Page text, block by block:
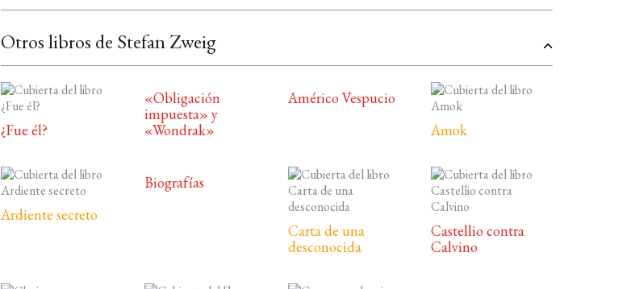
Otros libros de Stefan Zweig
¿Fue él?
«Obligación
impuesta» y
«Wondrak»
Américo Vespucio
Amok
Ardiente secreto
Biografías
Carta de una
desconocida
Castellio contra
Calvino